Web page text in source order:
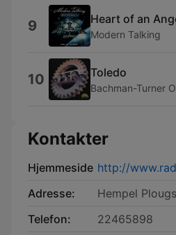
9 Heart of an
Modern Talking
10 Toledo
Bachman-Turner
Kontakter
Hjemmeside http://
Adresse:
Hempel
Telefon:
22465898